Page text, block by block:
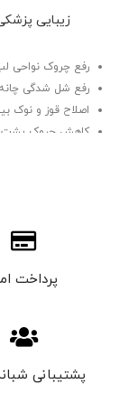
زیبایی
رفع چروک نواحی
رفع شل شدگی چانه
اصلاح قوز و نوک
کاهش چروک
پرداخت
پشتیبانی